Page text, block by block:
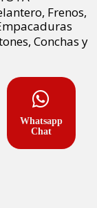
Frenos,
Conchas y
Whatsapp
Chat